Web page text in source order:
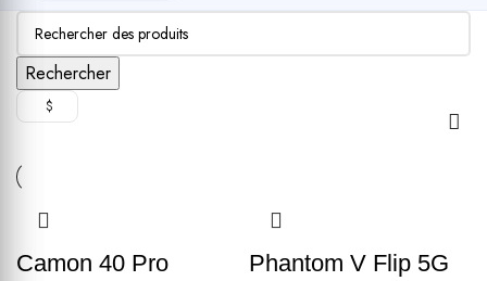
Rechercher
$
Camon 40 Pro
Phantom V Flip 5G